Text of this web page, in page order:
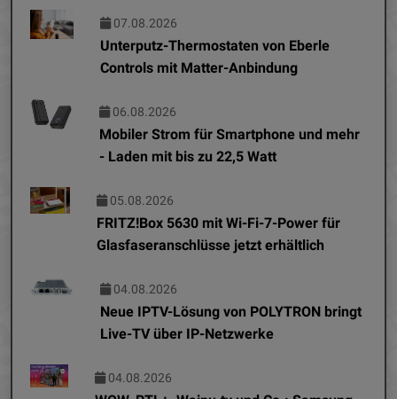
07.08.2026
Unterputz-Thermostaten von Eberle
Controls mit Matter-Anbindung
06.08.2026
Mobiler Strom für Smartphone und mehr
- Laden mit bis zu 22,5 Watt
05.08.2026
FRITZ!Box 5630 mit Wi-Fi-7-Power für
Glasfaseranschlüsse jetzt erhältlich
04.08.2026
Neue IPTV-Lösung von POLYTRON bringt
Live-TV über IP-Netzwerke
04.08.2026